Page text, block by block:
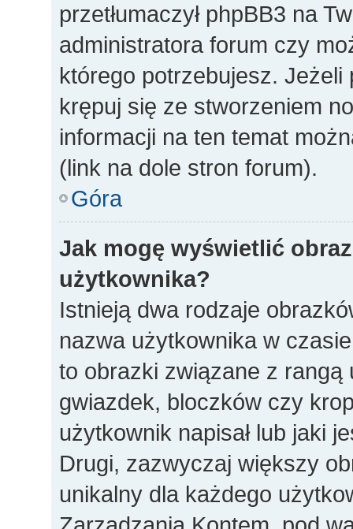
przetłumaczył phpBB3 na
administratora forum czy
którego potrzebujesz.
krępuj się ze stworzeniem
informacji na ten temat
(link na dole stron forum).
Góra
Jak mogę wyświetlić
użytkownika?
Istnieją dwa rodzaje
nazwa użytkownika w
to obrazki związane z
gwiazdek, bloczków czy
użytkownik napisał lub jaki
Drugi, zazwyczaj większy
unikalny dla każdego